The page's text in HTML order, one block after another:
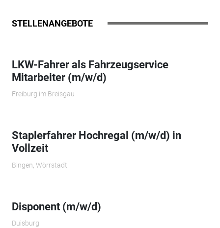
STELLENANGEBOTE
LKW-Fahrer als Fahrzeugservice
Mitarbeiter (m/w/d)
Freiburg im Breisgau
Staplerfahrer Hochregal (m/w/d) in
Vollzeit
Bingen, Wörrstadt
Disponent (m/w/d)
Duisburg